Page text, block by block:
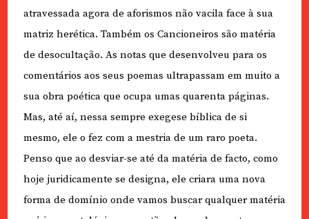
atravessada agora de aforismos não vacila face à sua
matriz herética. Também os Cancioneiros são matéria
de desocultação. As notas que desenvolveu para os
comentários aos seus poemas ultrapassam em muito a
sua obra poética que ocupa umas quarenta páginas.
Mas, até aí, nessa sempre exegese bíblica de si
mesmo, ele o fez com a mestria de um raro poeta.
Penso que ao desviar-se até da matéria de facto, como
hoje juridicamente se designa, ele criara uma nova
forma de domínio onde vamos buscar qualquer matéria